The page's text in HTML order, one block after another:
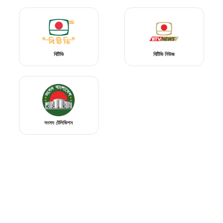
বিটিভি বিটিভি নিউজ
সংসদ টেলিভিশন